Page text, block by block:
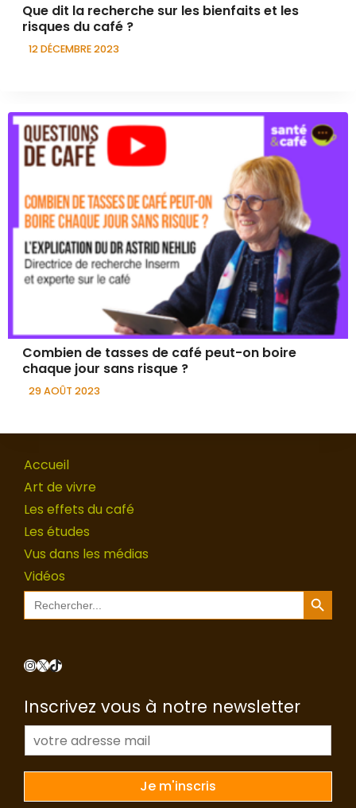
Que dit la recherche sur les bienfaits et les
risques du café ?
12 DÉCEMBRE 2023
Combien de tasses de café peut-on boire
chaque jour sans risque ?
29 AOÛT 2023
Accueil
Art de vivre
Les effets du café
Les études
Vus dans les médias
Vidéos
Search
for:
Search Button
Instagram
X TikTok
Inscrivez vous à notre newsletter
E
Je m'inscris